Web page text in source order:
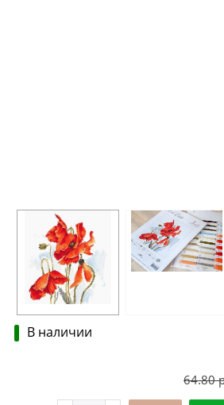
В наличии
64.80